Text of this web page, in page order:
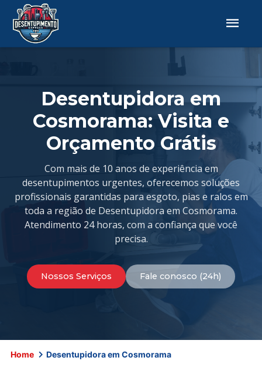
Desentupidora em
Cosmorama: Visita e
Orçamento Grátis
Com mais de 10 anos de experiência em
desentupimentos urgentes, oferecemos soluções
profissionais garantidas para esgoto, pias e ralos em
toda a região de Desentupidora em Cosmorama.
Atendimento 24 horas, com a confiança que você
precisa.
Nossos Serviços Fale conosco (24h)
Home Desentupidora em Cosmorama